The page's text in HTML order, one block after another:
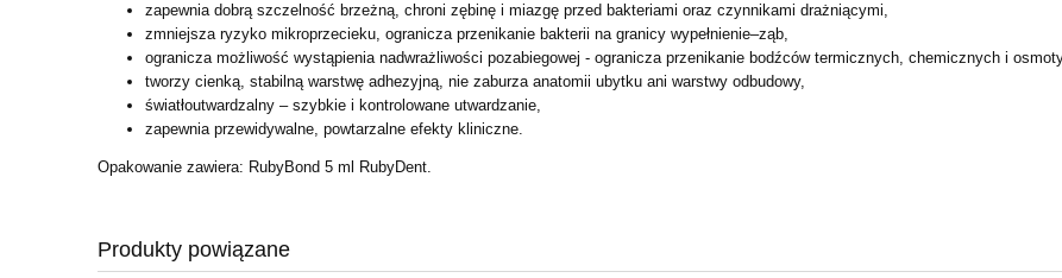
zapewnia dobrą szczelność brzeżną, chroni zębinę i miazgę przed bakteriami oraz czynnikami drażniącymi,
zmniejsza ryzyko mikroprzecieku, ogranicza przenikanie bakterii na granicy wypełnienie–ząb,
ogranicza możliwość wystąpienia nadwrażliwości pozabiegowej - ogranicza przenikanie bodźców termicznych, chemicznych i
tworzy cienką, stabilną warstwę adhezyjną, nie zaburza anatomii ubytku ani warstwy odbudowy,
światłoutwardzalny – szybkie i kontrolowane utwardzanie,
zapewnia przewidywalne, powtarzalne efekty kliniczne.
Opakowanie zawiera: RubyBond 5 ml RubyDent.
Produkty powiązane